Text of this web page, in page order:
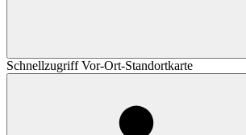
Schnellzugriff Vor-Ort-Standortkarte